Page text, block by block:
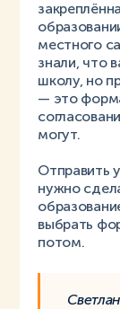
местного
знали, что
школу, но
— это
могут.
Отправить
нужно
выбрать
потом.